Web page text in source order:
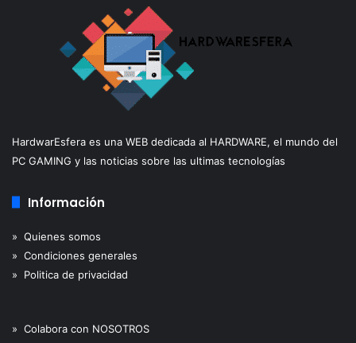
HardwarEsfera es una WEB dedicada al HARDWARE, el mundo del
PC GAMING y las noticias sobre las ultimas tecnologías
Información
» Quienes somos
» Condiciones generales
» Politica de privacidad
» Colabora con NOSOTROS